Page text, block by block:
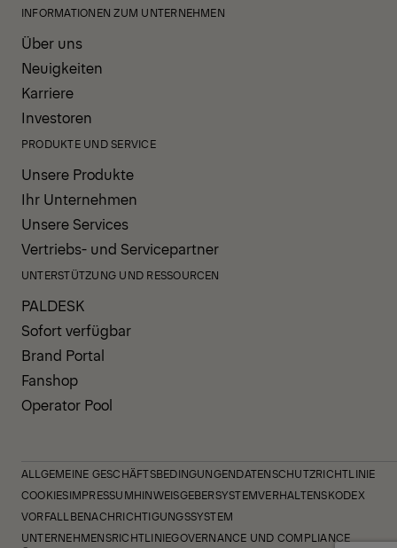
INFORMATIONEN ZUM UNTERNEHMEN
Über uns
Neuigkeiten
Karriere
Investoren
PRODUKTE UND SERVICE
Unsere Produkte
Ihr Unternehmen
Unsere Services
Vertriebs- und Servicepartner
UNTERSTÜTZUNG UND RESSOURCEN
PALDESK
Sofort verfügbar
Brand Portal
Fanshop
Operator Pool
ALLGEMEINE GESCHÄFTSBEDINGUNGENDATENSCHUTZRICHTLINIE
COOKIESIMPRESSUMHINWEISGEBERSYSTEMVERHALTENSKODEX
VORFALLBENACHRICHTIGUNGSSYSTEM
UNTERNEHMENSRICHTLINIEGOVERNANCE UND COMPLIANCE